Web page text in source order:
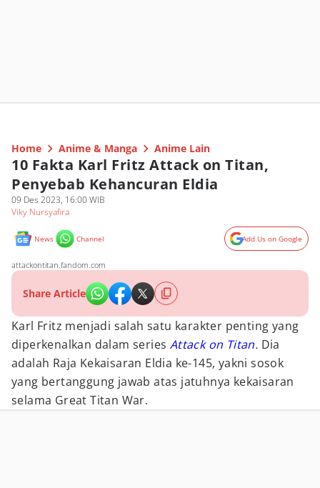
Home Anime & Manga Anime Lain
10 Fakta Karl Fritz Attack on Titan,
Penyebab Kehancuran Eldia
09 Des 2023, 16:00 WIB
Viky Nursyafira
News Channel Add Us on Google
attackontitan.fandom.com
Share Article
Karl Fritz menjadi salah satu karakter penting yang
diperkenalkan dalam series Attack on Titan. Dia
adalah Raja Kekaisaran Eldia ke-145, yakni sosok
yang bertanggung jawab atas jatuhnya kekaisaran
selama Great Titan War.